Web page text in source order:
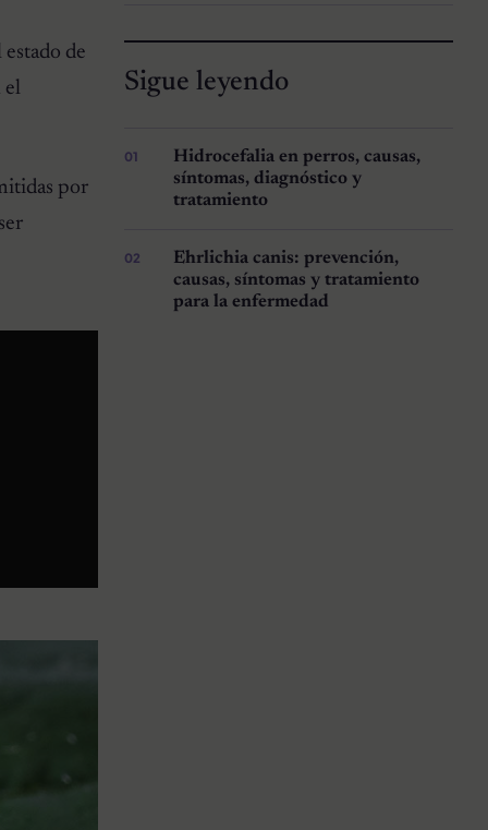
de
el
por
Sigue leyendo
Hidrocefalia en perros, causas,
síntomas, diagnóstico y
tratamiento
Ehrlichia canis: prevención,
causas, síntomas y tratamiento
para la enfermedad